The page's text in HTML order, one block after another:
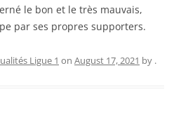
le bon et le très mauvais,
par ses propres supporters.
Ligue 1 on August 17, 2021 by .